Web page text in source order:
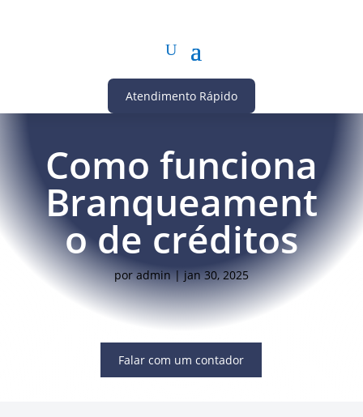
Atendimento Rápido
Como funciona
Branqueament
o de créditos
poradmin|jan 30, 2025
Falar com um contador